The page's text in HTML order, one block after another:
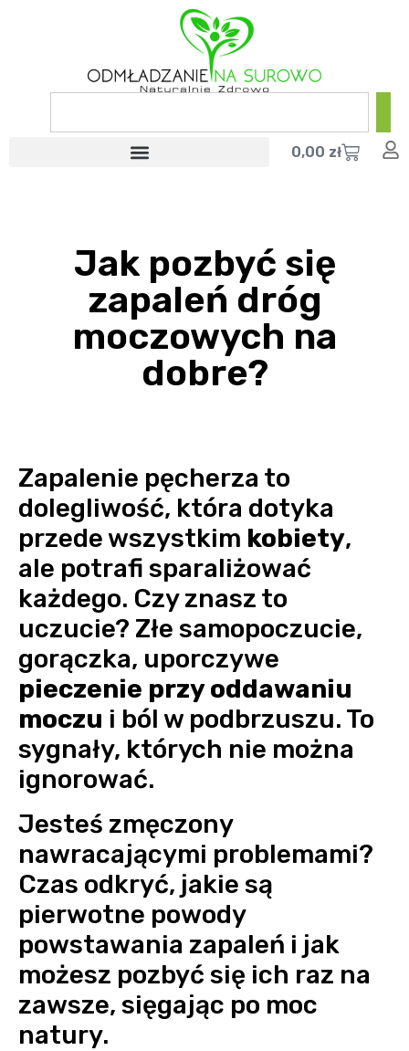
0,00 zł
Jak pozbyć się
zapaleń dróg
moczowych na
dobre?
Zapalenie pęcherza to
dolegliwość, która dotyka
przede wszystkim kobiety,
ale potrafi sparaliżować
każdego. Czy znasz to
uczucie? Złe samopoczucie,
gorączka, uporczywe
pieczenie przy oddawaniu
moczu i ból w podbrzuszu. To
sygnały, których nie można
ignorować.
Jesteś zmęczony
nawracającymi problemami?
Czas odkryć, jakie są
pierwotne powody
powstawania zapaleń i jak
możesz pozbyć się ich raz na
zawsze, sięgając po moc
natury.